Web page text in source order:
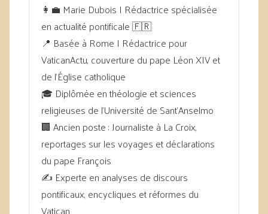
👩‍💼 Marie Dubois | Rédactrice spécialisée
en actualité pontificale 🇫🇷
📍 Basée à Rome | Rédactrice pour
VaticanActu, couverture du pape Léon XIV et
de l’Église catholique
🎓 Diplômée en théologie et sciences
religieuses de l’Université de Sant’Anselmo
🏢 Ancien poste : Journaliste à La Croix,
reportages sur les voyages et déclarations
du pape François
✍️ Experte en analyses de discours
pontificaux, encycliques et réformes du